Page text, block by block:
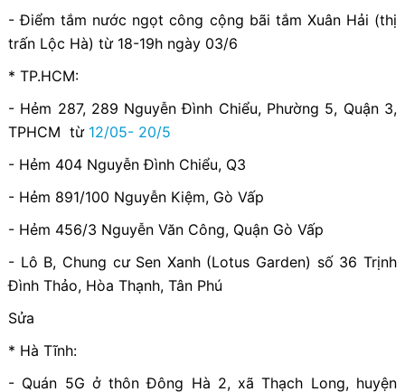
- Điểm tắm nước ngọt công cộng bãi tắm Xuân Hải (thị
trấn Lộc Hà) từ 18-19h ngày 03/6
* TP.HCM:
- Hẻm 287, 289 Nguyễn Đình Chiểu, Phường 5, Quận 3,
TPHCM từ 12/05- 20/5
- Hẻm 404 Nguyễn Đình Chiểu, Q3
- Hẻm 891/100 Nguyễn Kiệm, Gò Vấp
- Hẻm 456/3 Nguyễn Văn Công, Quận Gò Vấp
- Lô B, Chung cư Sen Xanh (Lotus Garden) số 36 Trịnh
Đình Thảo, Hòa Thạnh, Tân Phú
Sửa
* Hà Tĩnh:
- Quán 5G ở thôn Đông Hà 2, xã Thạch Long, huyện